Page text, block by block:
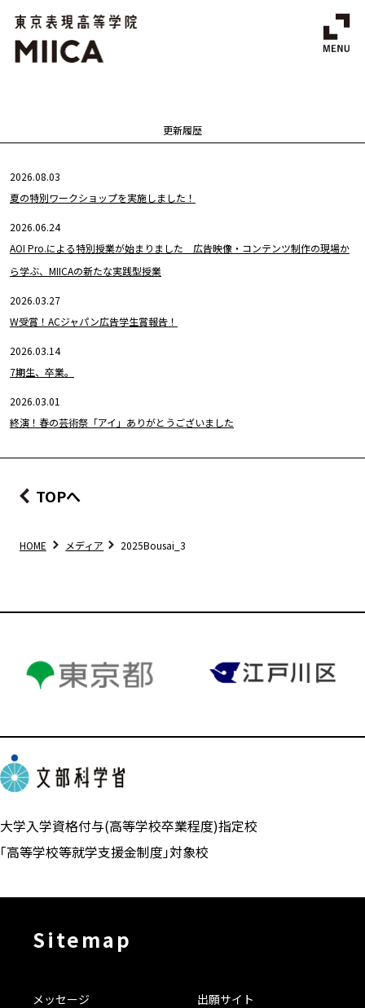
更新履歴
2026.08.03
夏の特別ワークショップを実施しました！
2026.06.24
AOI Pro.による特別授業が始まりました 広告映像・コンテンツ制作の現場か
ら学ぶ、MIICAの新たな実践型授業
2026.03.27
W受賞！ACジャパン広告学生賞報告！
2026.03.14
7期生、卒業。
2026.03.01
終演！春の芸術祭「アイ」ありがとうございました
TOPへ
HOME メディア 2025Bousai_3
大学入学資格付与(高等学校卒業程度)指定校
「高等学校等就学支援金制度」対象校
Sitemap
メッセージ 出願サイト